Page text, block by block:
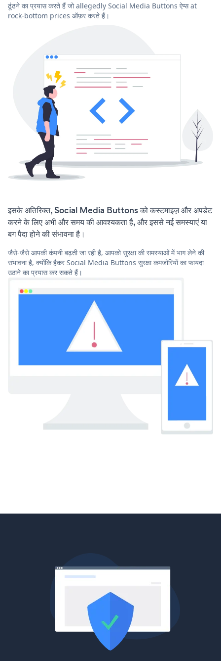
ढूंढने का प्रयास करते हैं जो allegedly Social Media Buttons ऐप्स at
rock-bottom prices ऑफ़र करते हैं।
इसके अतिरिक्त, Social Media Buttons को कस्टमाइज़ और अपडेट
करने के लिए अभी और समय की आवश्यकता है, और इससे नई समस्याएं या
बग पैदा होने की संभावना है।
जैसे-जैसे आपकी कंपनी बढ़ती जा रही है, आपको सुरक्षा की समस्याओं में भाग लेने की
संभावना है, क्योंकि हैकर Social Media Buttons सुरक्षा कमजोरियों का फायदा
उठाने का प्रयास कर सकते हैं।